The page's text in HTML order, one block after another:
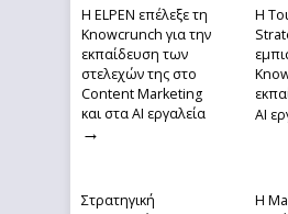
Η ELPEN επέλεξε τη
Knowcrunch για την
εκπαίδευση των
στελεχών της στο
Content Marketing
και στα AI εργαλεία
→
Η
ΑΙ
Στρατηγική
Η